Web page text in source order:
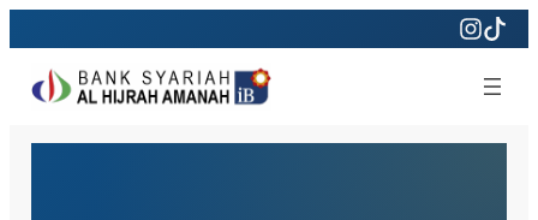
to
content